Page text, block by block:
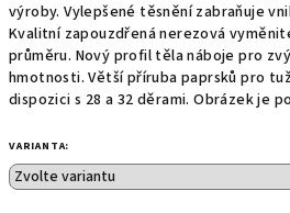
výroby. Vylepšené těsnění zabraňuje
Kvalitní zapouzdřená nerezová
průměru. Nový profil těla náboje pro
hmotnosti. Větší příruba paprsků pro
dispozici s 28 a 32 děrami. Obrázek je
VARIANTA: